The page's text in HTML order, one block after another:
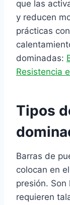
que las
y reducen
prácticas
dominadas:
Resistencia
Tipos
Barras de
colocan en
presión.
requieren